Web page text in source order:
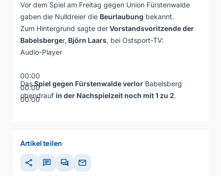
Vor dem Spiel am Freitag gegen Union Fürstenwalde
gaben die Nulldreier die Beurlaubung bekannt.
Zum Hintergrund sagte derVorstandsvoritzende der
Babelsberger, Björn Laars, bei Ostsport-TV:
Audio-Player
00:00
00:00
00:00
DasSpiel gegen Fürstenwalde verlor Babelsberg
obendrauf in der Nachspielzeit noch mit 1 zu 2.
Artikel teilen
share chat forum mail